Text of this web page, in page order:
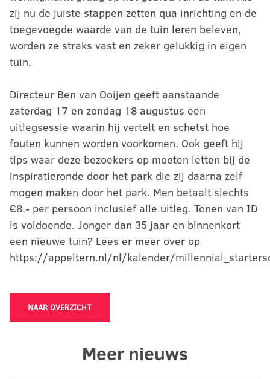
zij nu de juiste stappen zetten qua inrichting en de
toegevoegde waarde van de tuin leren beleven,
worden ze straks vast en zeker gelukkig in eigen
tuin.
Directeur Ben van Ooijen geeft aanstaande
zaterdag 17 en zondag 18 augustus een
uitlegsessie waarin hij vertelt en schetst hoe
fouten kunnen worden voorkomen. Ook geeft hij
tips waar deze bezoekers op moeten letten bij de
inspiratieronde door het park die zij daarna zelf
mogen maken door het park. Men betaalt slechts
€8,- per persoon inclusief alle uitleg. Tonen van ID
is voldoende. Jonger dan 35 jaar en binnenkort
een nieuwe tuin? Lees er meer over op
https://appeltern.nl/nl/kalender/
NAAR OVERZICHT
Meer nieuws